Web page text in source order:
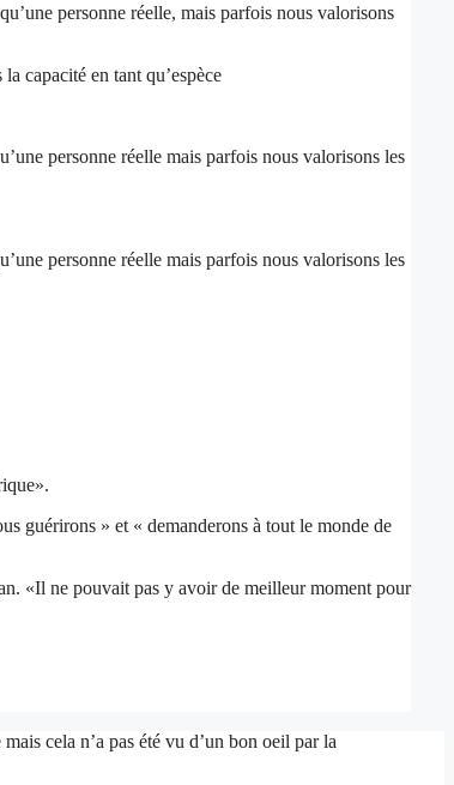
personne réelle, mais parfois nous valorisons
capacité en tant qu’espèce
personne réelle mais parfois nous valorisons les
personne réelle mais parfois nous valorisons les
guérirons » et « demanderons à tout le monde de
«Il ne pouvait pas y avoir de meilleur moment pour
cela n’a pas été vu d’un bon oeil par la